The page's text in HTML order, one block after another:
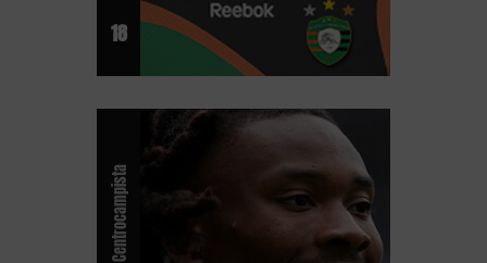
18
Centrocampista